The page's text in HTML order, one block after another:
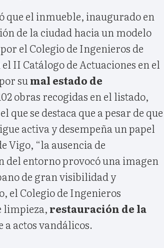
que el inmueble, inaugurado en
de la ciudad hacia un modelo
el Colegio de Ingenieros de
II Catálogo de Actuaciones en el
su mal estado de
obras recogidas en el listado,
se destaca que a pesar de que
activa y desempeña un papel
Vigo, “la ausencia de
entorno provocó una imagen
de gran visibilidad y
el Colegio de Ingenieros
limpieza, restauración de la
actos vandálicos.